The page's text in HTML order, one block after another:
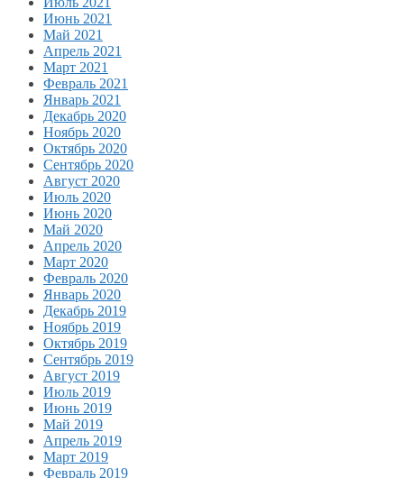
Июнь 2021
Май 2021
Апрель 2021
Март 2021
Февраль 2021
Январь 2021
Декабрь 2020
Ноябрь 2020
Октябрь 2020
Сентябрь 2020
Август 2020
Июль 2020
Июнь 2020
Май 2020
Апрель 2020
Март 2020
Февраль 2020
Январь 2020
Декабрь 2019
Ноябрь 2019
Октябрь 2019
Сентябрь 2019
Август 2019
Июль 2019
Июнь 2019
Май 2019
Апрель 2019
Март 2019
Февраль 2019